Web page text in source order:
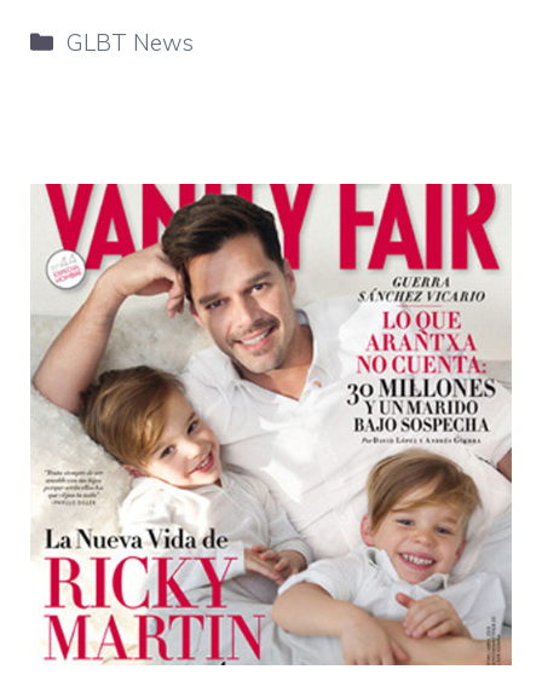
Categorie
GLBT News